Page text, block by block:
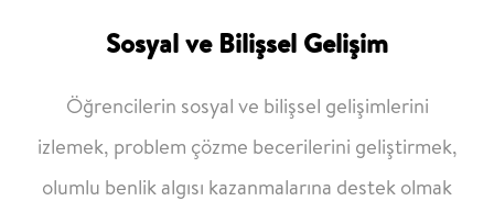
Sosyal ve Bilişsel Gelişim
Öğrencilerin sosyal ve bilişsel gelişimlerini
izlemek, problem çözme becerilerini geliştirmek,
olumlu benlik algısı kazanmalarına destek olmak